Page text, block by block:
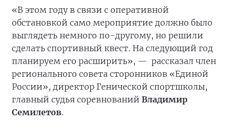
«В этом году в связи с оперативной
обстановкой само мероприятие должно было
выглядеть немного по-другому, но решили
сделать спортивный квест. На следующий год
планируем его расширить», — рассказал член
регионального совета сторонников «Единой
России», директор Генической спортшколы,
главный судья соревнований Владимир
Семилетов.